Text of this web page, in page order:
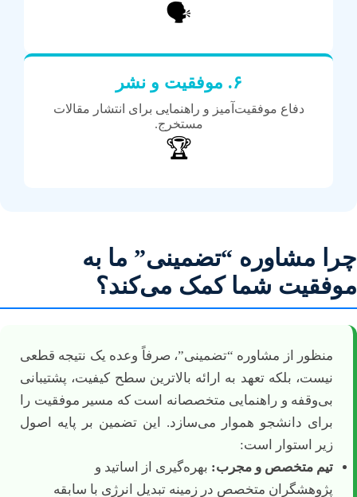
🗣️
۶. موفقیت و نشر
دفاع موفقیت‌آمیز و راهنمایی برای انتشار مقالات
مستخرج.
🏆
چرا مشاوره “تضمینی” ما به
موفقیت شما کمک می‌کند؟
منظور از مشاوره “تضمینی”، صرفاً وعده یک نتیجه قطعی
نیست، بلکه تعهد به ارائه بالاترین سطح کیفیت، پشتیبانی
بی‌وقفه و راهنمایی متخصصانه است که مسیر موفقیت را
برای دانشجو هموار می‌سازد. این تضمین بر پایه اصول
زیر استوار است:
تیم متخصص و مجرب: بهره‌گیری از اساتید و
پژوهشگران متخصص در زمینه تبدیل انرژی با سابقه